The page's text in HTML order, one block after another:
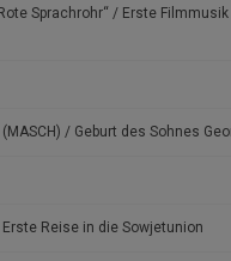
Sprachrohr“ / Erste
/ Geburt des Sohnes
Reise in die Sowjetunion